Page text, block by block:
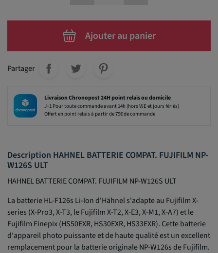
Ajouter au panier
Partager
Livraison Chronopost 24H point relais ou domicile
J+1 Pour toute commande avant 14h (hors WE et jours fériés)
Offert en point relais à partir de 79€ de commande
Description HAHNEL BATTERIE COMPAT. FUJIFILM NP-
W126S ULT
HAHNEL BATTERIE COMPAT. FUJIFILM NP-W126S ULT
La batterie HL-F126s Li-Ion d'Hähnel s'adapte au Fujifilm X-
series (X-Pro3, X-T3, le Fujifilm X-T2, X-E3, X-M1, X-A7) et le
Fujifilm Finepix (HS50EXR, HS30EXR, HS33EXR). Cette batterie
d'appareil photo puissante et de haute qualité est un excellent
remplacement pour la batterie originale NP-W126s de Fujifilm.